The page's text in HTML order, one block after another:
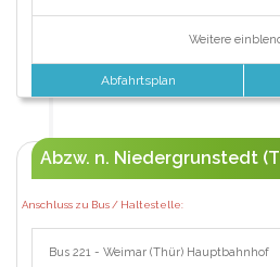
Weitere
Abfahrtsplan
Abzw. n. Niedergrunstedt
Anschluss zu Bus / Haltestelle:
Bus 221 - Weimar (Thür) Hauptbahnhof